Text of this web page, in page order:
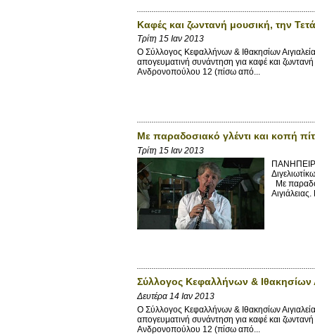
Kαφές και ζωντανή μουσική, την
Τρίτη 15 Ιαν 2013
Ο Σύλλογος Κεφαλλήνων & Ιθακησίων
απογευματινή συνάντηση για καφέ και
Ανδρονοπούλου 12 (πίσω από...
Με παραδοσιακό γλέντι και κοπή
Τρίτη 15 Ιαν 2013
Με
Σύλλογος Κεφαλλήνων & Ιθακησίων
Δευτέρα 14 Ιαν 2013
Ο Σύλλογος Κεφαλλήνων & Ιθακησίων
απογευματινή συνάντηση για καφέ και
Ανδρονοπούλου 12 (πίσω από...